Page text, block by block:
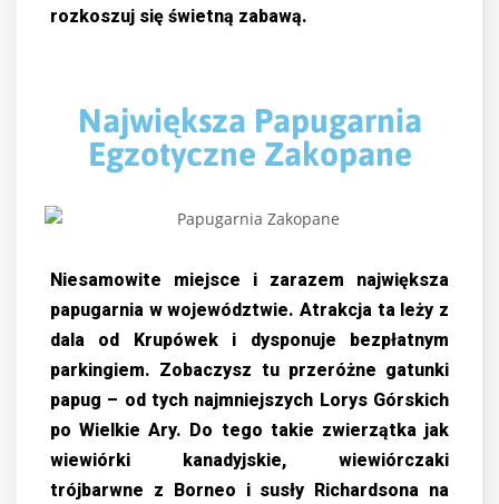
rozkoszuj się świetną zabawą.
Największa Papugarnia
Egzotyczne Zakopane
Niesamowite miejsce i zarazem największa
papugarnia w województwie. Atrakcja ta leży z
dala od Krupówek i dysponuje bezpłatnym
parkingiem. Zobaczysz tu przeróżne gatunki
papug – od tych najmniejszych Lorys Górskich
po Wielkie Ary. Do tego takie zwierzątka jak
wiewiórki kanadyjskie, wiewiórczaki
trójbarwne z Borneo i susły Richardsona na